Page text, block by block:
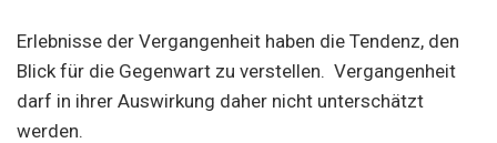
Erlebnisse der Vergangenheit haben die Tendenz, den
Blick für die Gegenwart zu verstellen. Vergangenheit
darf in ihrer Auswirkung daher nicht unterschätzt
werden.